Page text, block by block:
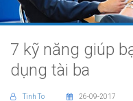
7 kỹ năng giúp
dụng tài ba
Tinh To 26-09-2017